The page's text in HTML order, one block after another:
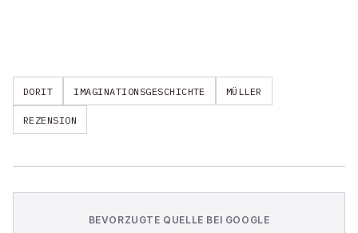
DORIT IMAGINATIONSGESCHICHTE MÜLLER
REZENSION
BEVORZUGTE QUELLE BEI GOOGLE